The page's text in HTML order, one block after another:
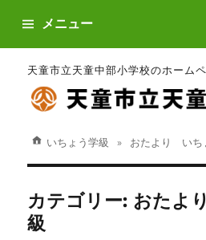
天童市立天童中部小学校のホーム
メニュー
いちょう学級 おたより いち
カテゴリー: おたよ
級